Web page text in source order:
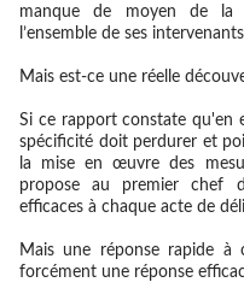
manque de moyen de la
l’ensemble de ses
Mais est-ce une réelle
Si ce rapport constate qu'en
spécificité doit perdurer et
la mise en œuvre des
propose au premier chef
efficaces à chaque acte de
Mais une réponse rapide à
forcément une réponse